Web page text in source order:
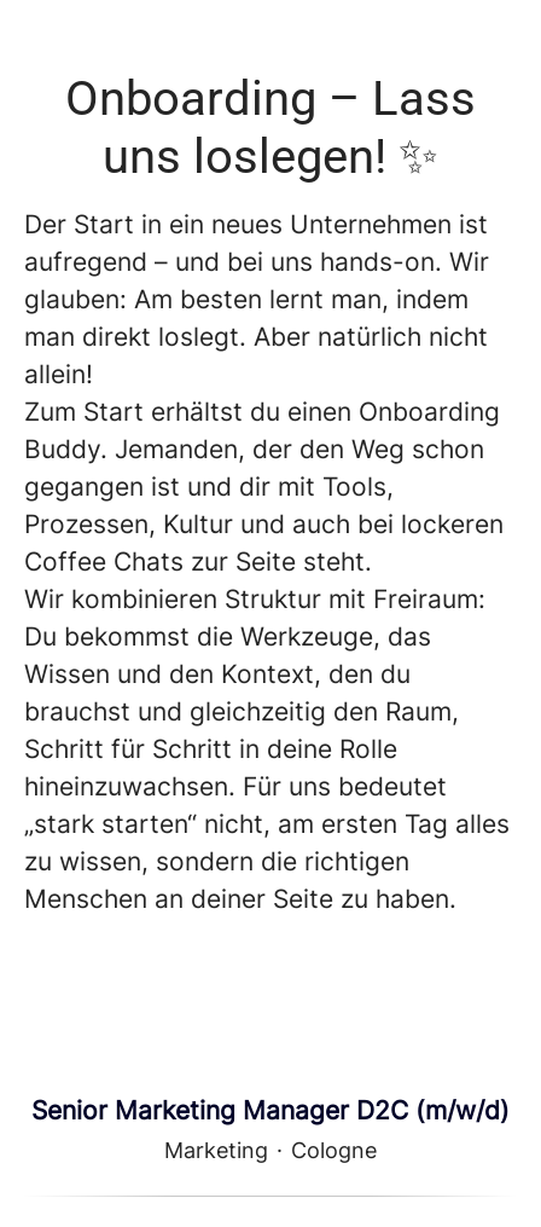
Onboarding – Lass
uns loslegen! ✨
Der Start in ein neues Unternehmen ist
aufregend – und bei uns hands-on. Wir
glauben: Am besten lernt man, indem
man direkt loslegt. Aber natürlich nicht
allein!
Zum Start erhältst du einen Onboarding
Buddy. Jemanden, der den Weg schon
gegangen ist und dir mit Tools,
Prozessen, Kultur und auch bei lockeren
Coffee Chats zur Seite steht.
Wir kombinieren Struktur mit Freiraum:
Du bekommst die Werkzeuge, das
Wissen und den Kontext, den du
brauchst und gleichzeitig den Raum,
Schritt für Schritt in deine Rolle
hineinzuwachsen. Für uns bedeutet
„stark starten“ nicht, am ersten Tag alles
zu wissen, sondern die richtigen
Menschen an deiner Seite zu haben.
Senior Marketing Manager D2C (m/w/d)
Marketing · Cologne